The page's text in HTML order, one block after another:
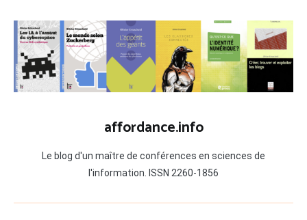
contenu
affordance.info
Le blog d'un maître de conférences en sciences de
l'information. ISSN 2260-1856